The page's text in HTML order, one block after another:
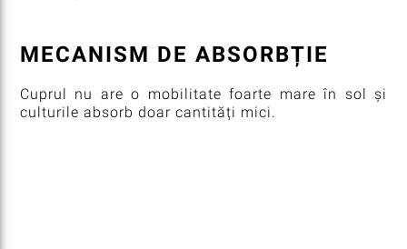
MECANISM DE ABSORBȚIE
Cuprul nu are o mobilitate foarte mare în sol și
culturile absorb doar cantități mici.